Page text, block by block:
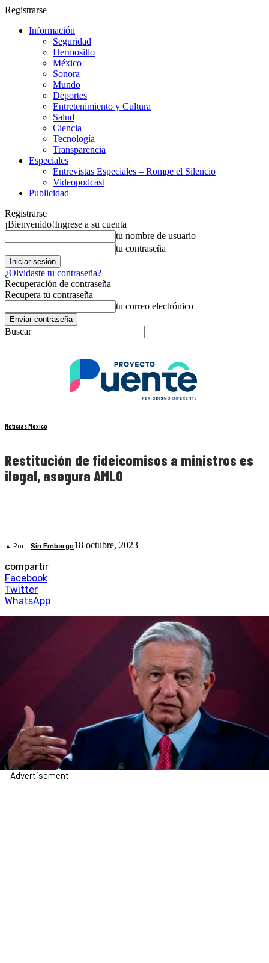
Registrarse
Información
Seguridad
Hermosillo
México
Sonora
Mundo
Deportes
Entretenimiento y Cultura
Salud
Ciencia
Tecnología
Transparencia
Especiales
Entrevistas Especiales – Rompe el Silencio
Videopodcast
Publicidad
Registrarse
¡Bienvenido!Ingrese a su cuenta
tu nombre de usuario
tu contraseña
¿Olvidaste tu contraseña?
Recuperación de contraseña
Recupera tu contraseña
tu correo electrónico
Buscar
Noticias México
Restitución de fideicomisos a ministros es
ilegal, asegura AMLO
▲ Por Sin Embargo18 octubre, 2023
compartir
Facebook
Twitter
WhatsApp
- Advertisement -